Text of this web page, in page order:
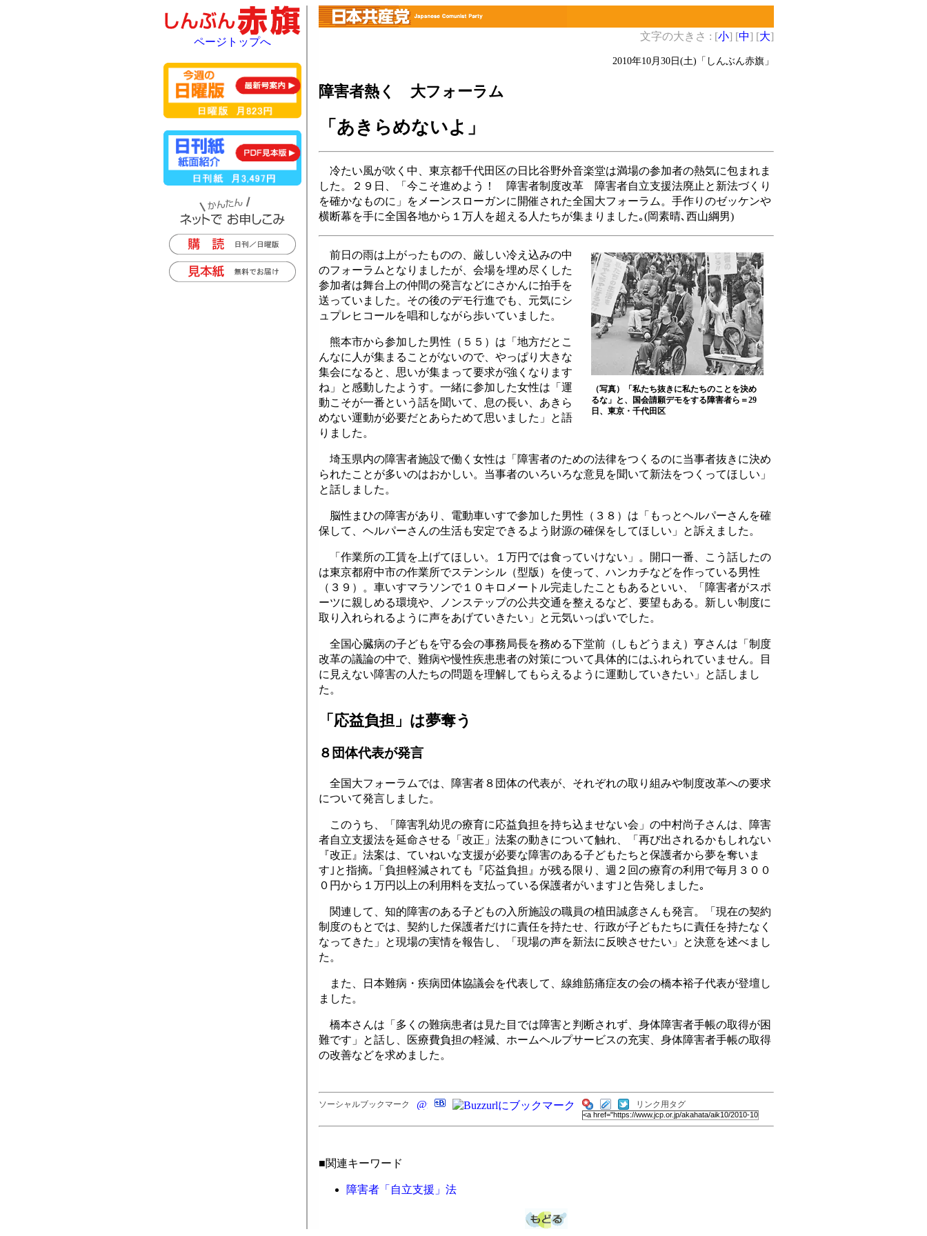
文字の大きさ : [小] [中] [大]
2010年10月30日(土) 「しんぶん赤旗」
障害者熱く 大フォーラム
「あきらめないよ」
冷たい風が吹く中、東京都千代田区の日比谷野外音楽堂は満場の参加者の熱気に包まれま
した。２９日、「今こそ進めよう！ 障害者制度改革 障害者自立支援法廃止と新法づくり
を確かなものに」をメーンスローガンに開催された全国大フォーラム。手作りのゼッケンや
横断幕を手に全国各地から１万人を超える人たちが集まりました｡(岡素晴､西山綱男)
（写真）「私たち抜きに私たちのことを決め
るな」と、国会請願デモをする障害者ら＝29
日、東京・千代田区
前日の雨は上がったものの、厳しい冷え込みの中
のフォーラムとなりましたが、会場を埋め尽くした
参加者は舞台上の仲間の発言などにさかんに拍手を
送っていました。その後のデモ行進でも、元気にシ
ュプレヒコールを唱和しながら歩いていました。
熊本市から参加した男性（５５）は「地方だとこ
んなに人が集まることがないので、やっぱり大きな
集会になると、思いが集まって要求が強くなります
ね」と感動したようす。一緒に参加した女性は「運
動こそが一番という話を聞いて、息の長い、あきら
めない運動が必要だとあらためて思いました」と語
りました。
埼玉県内の障害者施設で働く女性は「障害者のための法律をつくるのに当事者抜きに決め
られたことが多いのはおかしい。当事者のいろいろな意見を聞いて新法をつくってほしい」
と話しました。
脳性まひの障害があり、電動車いすで参加した男性（３８）は「もっとヘルパーさんを確
保して、ヘルパーさんの生活も安定できるよう財源の確保をしてほしい」と訴えました。
「作業所の工賃を上げてほしい。１万円では食っていけない」。開口一番、こう話したの
は東京都府中市の作業所でステンシル（型版）を使って、ハンカチなどを作っている男性
（３９）。車いすマラソンで１０キロメートル完走したこともあるといい、「障害者がスポ
ーツに親しめる環境や、ノンステップの公共交通を整えるなど、要望もある。新しい制度に
取り入れられるように声をあげていきたい」と元気いっぱいでした。
全国心臓病の子どもを守る会の事務局長を務める下堂前（しもどうまえ）亨さんは「制度
改革の議論の中で、難病や慢性疾患患者の対策について具体的にはふれられていません。目
に見えない障害の人たちの問題を理解してもらえるように運動していきたい」と話しまし
た。
「応益負担」は夢奪う
８団体代表が発言
全国大フォーラムでは、障害者８団体の代表が、それぞれの取り組みや制度改革への要求
について発言しました。
このうち、「障害乳幼児の療育に応益負担を持ち込ませない会」の中村尚子さんは、障害
者自立支援法を延命させる「改正」法案の動きについて触れ、「再び出されるかもしれない
『改正』法案は、ていねいな支援が必要な障害のある子どもたちと保護者から夢を奪いま
す｣と指摘｡「負担軽減されても『応益負担』が残る限り、週２回の療育の利用で毎月３００
０円から１万円以上の利用料を支払っている保護者がいます｣と告発しました｡
関連して、知的障害のある子どもの入所施設の職員の植田誠彦さんも発言。「現在の契約
制度のもとでは、契約した保護者だけに責任を持たせ、行政が子どもたちに責任を持たなく
なってきた」と現場の実情を報告し、「現場の声を新法に反映させたい」と決意を述べまし
た。
また、日本難病・疾病団体協議会を代表して、線維筋痛症友の会の橋本裕子代表が登壇し
ました。
橋本さんは「多くの難病患者は見た目では障害と判断されず、身体障害者手帳の取得が困
難です」と話し、医療費負担の軽減、ホームヘルプサービスの充実、身体障害者手帳の取得
の改善などを求めました。
ソーシャルブックマーク リンク用タグ
■関連キーワード
障害者「自立支援」法
ページトップへ